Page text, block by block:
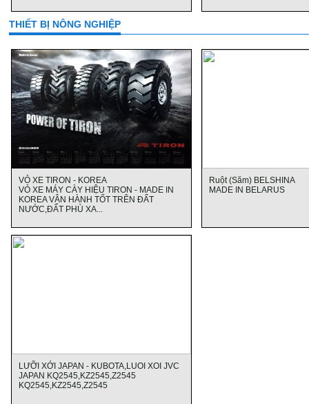
THIẾT BỊ NÔNG NGHIỆP
VỎ XE TIRON - KOREA
VỎ XE MÁY CÀY HIỆU TIRON - MADE IN
KOREA VẬN HÀNH TỐT TRÊN ĐẤT
NƯỚC,ĐẤT PHÙ XA...
Ruột (Săm) BELSHINA
MADE IN BELARUS
LƯỠI XỚI JAPAN - KUBOTA,LUOI XOI JVC
JAPAN KQ2545,KZ2545,Z2545
KQ2545,KZ2545,Z2545